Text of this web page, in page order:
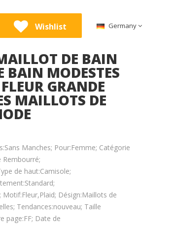
Wishlist Germany
DE BAIN
BAIN MODESTES
GRANDE
MAILLOTS DE
Manches; Pour:Femme; Catégorie
Rembourré;
de haut:Camisole;
Désign:Maillots de
Tendances:nouveau; Taille
page:FF; Date de